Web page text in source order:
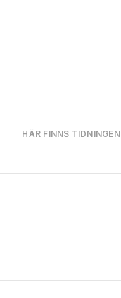
HÄR FINNS TIDNINGEN